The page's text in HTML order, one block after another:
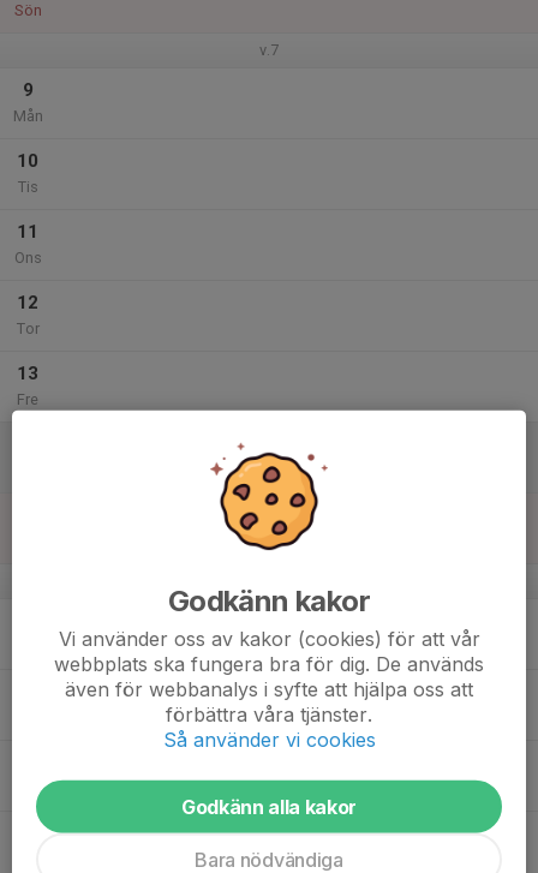
Sön
v.7
9
Mån
10
Tis
11
Ons
12
Tor
13
Fre
Ons
Godkänn kakor
Vi använder oss av kakor (cookies) för att vår
webbplats ska fungera bra för dig. De används
även för webbanalys i syfte att hjälpa oss att
förbättra våra tjänster.
Så använder vi cookies
Godkänn alla kakor
Bara nödvändiga